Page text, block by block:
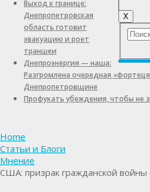
X
Выход к границе:
Днепропетровская
область готовит
эвакуацию и роет
траншеи
Днепроэнергия — наша:
Разгромлена очередная
Днепропетровщине
Профукать убеждения, чтобы не
Home
Статьи и Блоги
Мнение
США: призрак гражданской войны